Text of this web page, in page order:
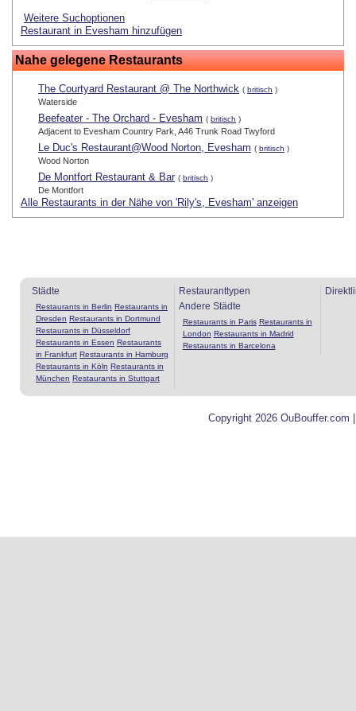
Weitere Suchoptionen
Restaurant in Evesham hinzufügen
Nahe gelegene Restaurants
The Courtyard Restaurant @ The Northwick ( britisch )
Waterside
Beefeater - The Orchard - Evesham ( britisch )
Adjacent to Evesham Country Park, A46 Trunk Road Twyford
Le Duc's Restaurant@Wood Norton, Evesham ( britisch )
Wood Norton
De Montfort Restaurant & Bar ( britisch )
De Montfort
Alle Restaurants in der Nähe von 'Rily's, Evesham' anzeigen
Städte
Restaurants in Berlin Restaurants in
Dresden Restaurants in Dortmund
Restaurants in Düsseldorf
Restaurants in Essen Restaurants
in Frankfurt Restaurants in Hamburg
Restaurants in Köln Restaurants in
München Restaurants in Stuttgart
Restauranttypen
Andere Städte
Restaurants in Paris Restaurants in
London Restaurants in Madrid
Restaurants in Barcelona
Copyright 2026 OuBouffer.com